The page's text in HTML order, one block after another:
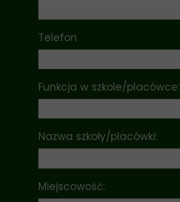
Telefon
Funkcja w szkole/placówce:
Nazwa szkoły/placówki:
Miejscowość: